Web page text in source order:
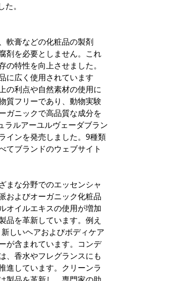
。
軟膏などの化粧品の製剤
剤を必要としません。これ
特性を向上させました。
に広く使用されています
の利点や自然素材の使用に
質フリーであり、動物実験
ガニックで高品質な成分を
ラルアーユルヴェーダブラン
インを発売しました。9種類
てブランドのウェブサイト
まな分野でのエッセンシャ
およびオーガニック化粧品
オイルエキスの使用が増加
品を革新しています。例え
しいヘアおよびボディケア
が含まれています。コンデ
、香水やフレグランスにも
進しています。クリーンラ